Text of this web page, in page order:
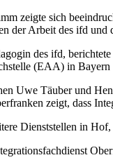
zeigte sich
der Arbeit des ifd und
des ifd,
(EAA) in
Uwe Täuber und
zeigt, dass
Dienststellen in